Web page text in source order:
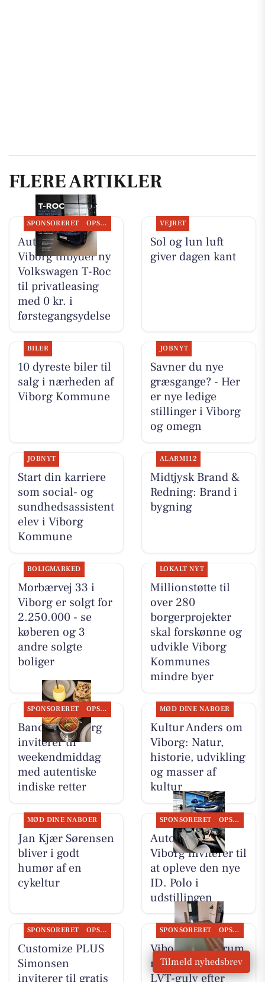
FLERE ARTIKLER
SPONSORERET OPSLAGSTAVLEN
Autocentralen
Viborg tilbyder ny
Volkswagen T-Roc
til privatleasing
med 0 kr. i
førstegangsydelse
VEJRET
Sol og lun luft
giver dagen kant
BILER
10 dyreste biler til
salg i nærheden af
Viborg Kommune
JOBNYT
Savner du nye
græsgange? - Her
er nye ledige
stillinger i Viborg
og omegn
JOBNYT
Start din karriere
som social- og
sundhedsassistent
elev i Viborg
Kommune
ALARM112
Midtjysk Brand &
Redning: Brand i
bygning
BOLIGMARKED
Morbærvej 33 i
Viborg er solgt for
2.250.000 - se
køberen og 3
andre solgte
boliger
LOKALT NYT
Millionstøtte til
over 280
borgerprojekter
skal forskønne og
udvikle Viborg
Kommunes
mindre byer
SPONSORERET OPSLAGSTAVLEN
Bandhan Viborg
inviterer til
weekendmiddag
med autentiske
indiske retter
MØD DINE NABOER
Kultur Anders om
Viborg: Natur,
historie, udvikling
og masser af
kultur
MØD DINE NABOER
Jan Kjær Sørensen
bliver i godt
humør af en
cykeltur
SPONSORERET OPSLAGSTAVLEN
Autocentralen
Viborg inviterer til
at opleve den nye
ID. Polo i
udstillingen
SPONSORERET OPSLAGSTAVLEN
Customize PLUS
Simonsen
inviterer til gratis
SPONSORERET OPSLAGSTAVLEN
Viborg Gulvforum
monterer Migadan
LVT-gulv efter
Tilmeld nyhedsbrev